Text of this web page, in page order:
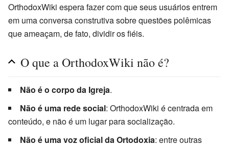
OrthodoxWiki espera fazer com que seus usuários entrem
em uma conversa construtiva sobre questões polêmicas
que ameaçam, de fato, dividir os fiéis.
O que a OrthodoxWiki não é?
Não é o corpo da Igreja.
Não é uma rede social: OrthodoxWiki é centrada em
conteúdo, e não é um lugar para socialização.
Não é uma voz oficial da Ortodoxia: entre outras